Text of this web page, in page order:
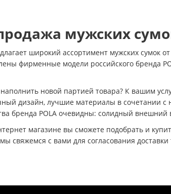
мужских
широкий ассортимент мужских сумок
фирменные модели российского бренда
новой партией товара? К вашим
дизайн, лучшие материалы в сочетании
бренда POLA очевидны: солидный
магазине вы сможете подобрать и
свяжемся с вами для согласования